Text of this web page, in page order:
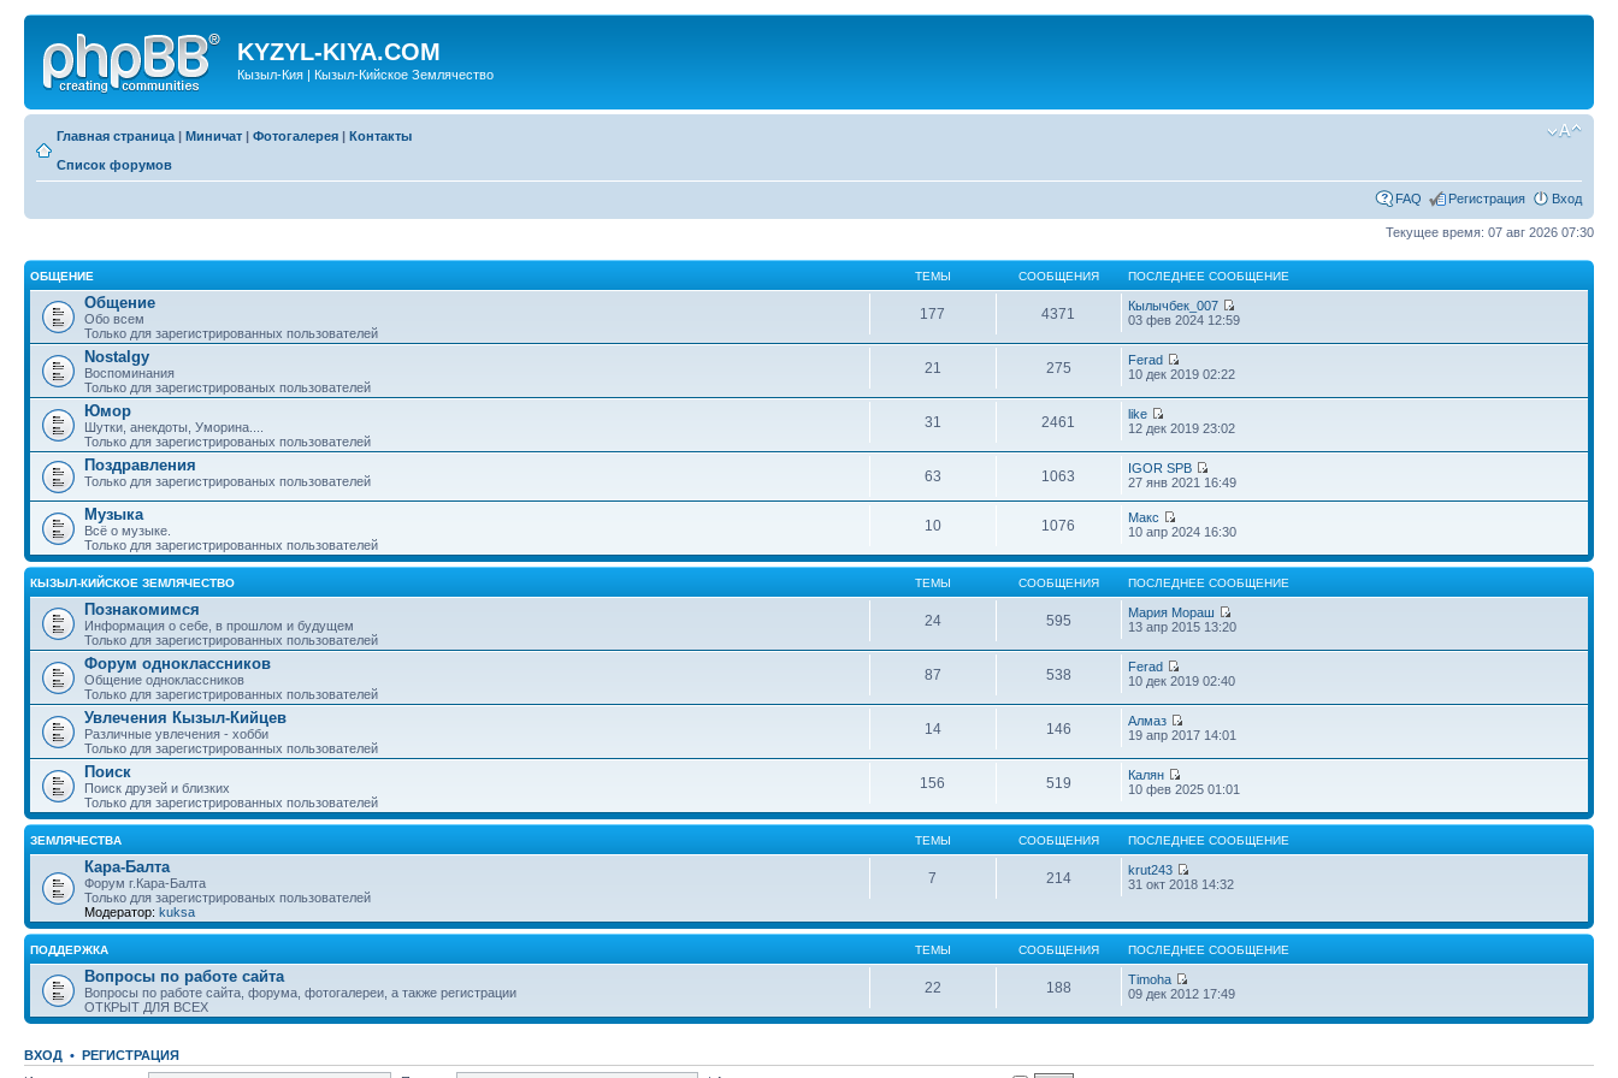
KYZYL-KIYA.COM
Кызыл-Кия | Кызыл-Кийское Землячество
Главная страница | Миничат | Фотогалерея | Контакты
Список форумов
FAQ Регистрация Вход
Текущее время: 07 авг 2026 07:30
ОБЩЕНИЕ ТЕМЫ СООБЩЕНИЯ ПОСЛЕДНЕЕ СООБЩЕНИЕ
Общение
Обо всем
Только для зарегистрированных пользователей
177 4371
Кылычбек_007
03 фев 2024 12:59
Nostalgy
Воспоминания
Только для зарегистрированых пользователей
21 275
Ferad
10 дек 2019 02:22
Юмор
Шутки, анекдоты, Уморина....
Только для зарегистрированых пользователей
31 2461
like
12 дек 2019 23:02
Поздравления
Только для зарегистрированых пользователей 63 1063
IGOR SPB
27 янв 2021 16:49
Музыка
Всё о музыке.
Только для зарегистрированных пользователей
10 1076
Макс
10 апр 2024 16:30
КЫЗЫЛ-КИЙСКОЕ ЗЕМЛЯЧЕСТВО ТЕМЫ СООБЩЕНИЯ ПОСЛЕДНЕЕ СООБЩЕНИЕ
Познакомимся
Информация о себе, в прошлом и будущем
Только для зарегистрированных пользователей
24 595
Мария Мораш
13 апр 2015 13:20
Форум одноклассников
Общение одноклассников
Только для зарегистрированных пользователей
87 538
Ferad
10 дек 2019 02:40
Увлечения Кызыл-Кийцев
Различные увлечения - хобби
Только для зарегистрированных пользователей
14 146
Алмаз
19 апр 2017 14:01
Поиск
Поиск друзей и близких
Только для зарегистрированных пользователей
156 519
Калян
10 фев 2025 01:01
ЗЕМЛЯЧЕСТВА ТЕМЫ СООБЩЕНИЯ ПОСЛЕДНЕЕ СООБЩЕНИЕ
Кара-Балта
Форум г.Кара-Балта
Только для зарегистрированых пользователей
Модератор: kuksa
7 214
krut243
31 окт 2018 14:32
ПОДДЕРЖКА ТЕМЫ СООБЩЕНИЯ ПОСЛЕДНЕЕ СООБЩЕНИЕ
Вопросы по работе сайта
Вопросы по работе сайта, форума, фотогалереи, а также регистрации
ОТКРЫТ ДЛЯ ВСЕХ
22 188
Timoha
09 дек 2012 17:49
ВХОД • РЕГИСТРАЦИЯ